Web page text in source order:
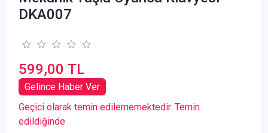
DKA007
599,00 TL
Gelince Haber Ver
Geçici olarak temin edilememektedir. Temin
edildiğinde